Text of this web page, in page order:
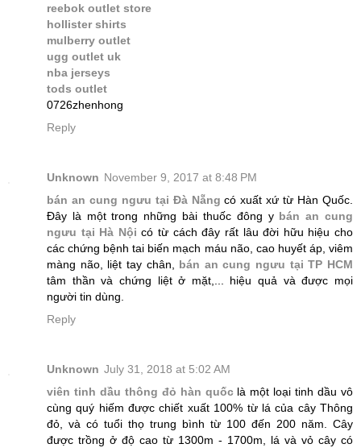
reebok outlet store
hollister shirts
mulberry outlet
ugg outlet uk
nba jerseys
tods outlet
0726zhenhong
Reply
Unknown November 9, 2017 at 8:48 PM
bán an cung ngưu tại Đà Nẵng có xuất xứ từ Hàn Quốc.
Đây là một trong những bài thuốc đông y bán an cung
ngưu tại Hà Nội có từ cách đây rất lâu đời hữu hiệu cho
các chứng bệnh tai biến mạch máu não, cao huyết áp, viêm
màng não, liệt tay chân, bán an cung ngưu tại TP HCM
tâm thần và chứng liệt ở mặt,... hiệu quả và được mọi
người tin dùng.
Reply
Unknown July 31, 2018 at 5:02 AM
viên tinh dầu thông đỏ hàn quốclà một loại tinh dầu vô
cùng quý hiếm được chiết xuất 100% từ lá của cây Thông
đỏ, và có tuổi thọ trung bình từ 100 đến 200 năm. Cây
được trồng ở độ cao từ 1300m - 1700m, lá và vỏ cây có